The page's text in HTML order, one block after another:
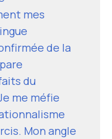
mes
de la
du
me méfie
Mon angle